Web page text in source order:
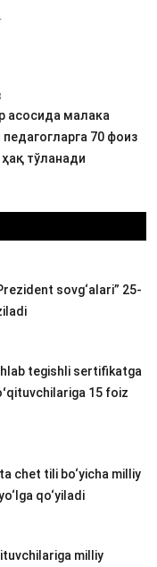
асосида малака
70 фоиз
тўланади
sovg‘alari” 25-
tegishli sertifikatga
15 foiz
chet tili bo‘yicha milliy
qo‘yiladi
milliy